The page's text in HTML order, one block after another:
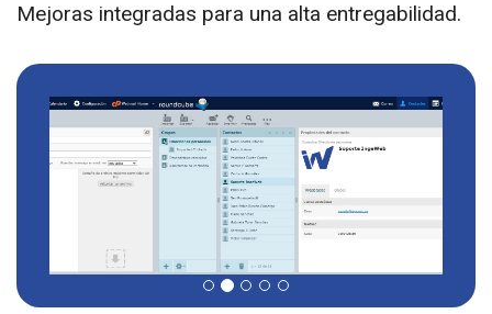
Mejoras integradas para una alta entregabilidad.